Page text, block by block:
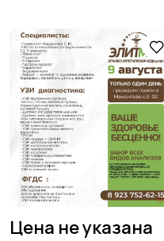
Цена не указана